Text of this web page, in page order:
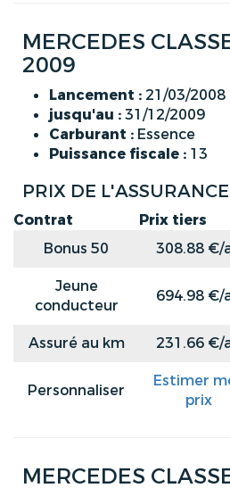
MERCEDES
2009
Lancement : 21/03/2008
jusqu'au :31/12/2009
Carburant : Essence
Puissance fiscale : 13
PRIX DE
Contrat Prix tiers
Bonus 50
308.88 €/
Jeune
conducteur
694.98 €/
Assuré au km
231.66 €/
Personnaliser
Estimer
prix
MERCEDES